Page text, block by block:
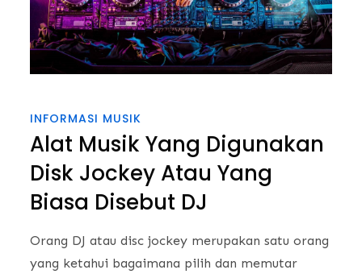
INFORMASI MUSIK
Alat Musik Yang Digunakan
Disk Jockey Atau Yang
Biasa Disebut DJ
Orang DJ atau disc jockey merupakan satu orang
yang ketahui bagaimana pilih dan memutar